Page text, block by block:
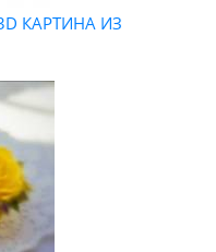
КАРТИНА ИЗ